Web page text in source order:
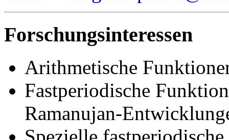
Forschungsinteressen
Arithmetische
Fastperiodische
Ramanujan-